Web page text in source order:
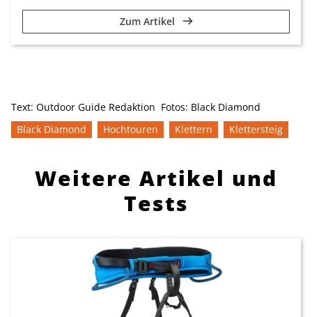
Zum Artikel
Text: Outdoor Guide Redaktion Fotos: Black Diamond
Black Diamond
Hochtouren Klettern Klettersteig
Weitere Artikel und
Tests